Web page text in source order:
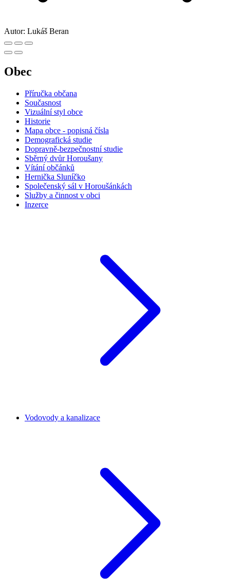
Autor: Lukáš Beran
Obec
Příručka občana
Současnost
Vizuální styl obce
Historie
Mapa obce - popisná čísla
Demografická studie
Dopravně-bezpečnostní studie
Sběrný dvůr Horoušany
Vítání občánků
Hernička Sluníčko
Společenský sál v Horoušánkách
Služby a činnost v obci
Inzerce
Vodovody a kanalizace